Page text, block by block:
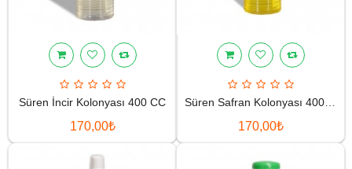
Zeytin Ezmesi
Turşu
Kestane Şekerleri
Pişmaniye ve Helva
Kolonyalar
Süren İncir Kolonyası 400 CC
170,00₺ 170,00₺